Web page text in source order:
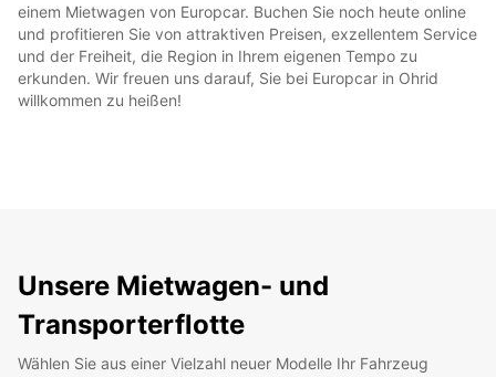
einem Mietwagen von Europcar. Buchen Sie noch heute online
und profitieren Sie von attraktiven Preisen, exzellentem Service
und der Freiheit, die Region in Ihrem eigenen Tempo zu
erkunden. Wir freuen uns darauf, Sie bei Europcar in Ohrid
willkommen zu heißen!
Unsere Mietwagen- und
Transporterflotte
Wählen Sie aus einer Vielzahl neuer Modelle Ihr Fahrzeug